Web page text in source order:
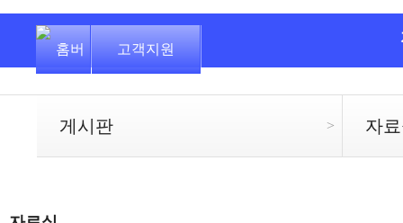
고객지원
>
게시판 자